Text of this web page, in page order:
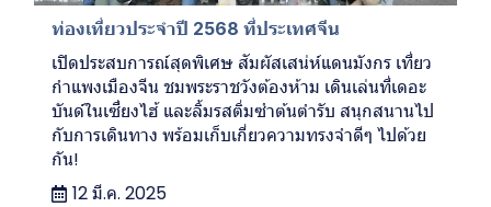
ท่องเที่ยวประจำปี 2568 ที่ประเทศจีน
เปิดประสบการณ์สุดพิเศษ สัมผัสเสน่ห์แดนมังกร เที่ยว
กำแพงเมืองจีน ชมพระราชวังต้องห้าม เดินเล่นที่เดอะ
บันด์ในเซี่ยงไฮ้ และลิ้มรสติ่มซำต้นตำรับ สนุกสนานไป
กับการเดินทาง พร้อมเก็บเกี่ยวความทรงจำดีๆ ไปด้วย
กัน!
12 มี.ค. 2025